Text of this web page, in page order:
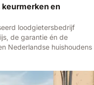
en
loodgietersbedrijf
de garantie én de
Nederlandse huishoudens